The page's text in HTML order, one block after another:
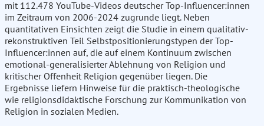
mit 112.478 YouTube-Videos deutscher Top-Influencer:innen
im Zeitraum von 2006-2024 zugrunde liegt. Neben
quantitativen Einsichten zeigt die Studie in einem qualitativ-
rekonstruktiven Teil Selbstpositionierungstypen der Top-
Influencer:innen auf, die auf einem Kontinuum zwischen
emotional-generalisierter Ablehnung von Religion und
kritischer Offenheit Religion gegenüber liegen. Die
Ergebnisse liefern Hinweise für die praktisch-theologische
wie religionsdidaktische Forschung zur Kommunikation von
Religion in sozialen Medien.